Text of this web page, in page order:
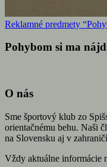
Reklamné predmety
Pohybom si ma
O nás
Sme športový klub zo
orientačnému behu. Naši
na Slovensku aj v
Vždy aktuálne informácie